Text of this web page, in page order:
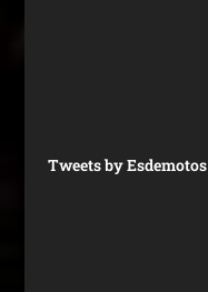
Tweets by Esdemotos